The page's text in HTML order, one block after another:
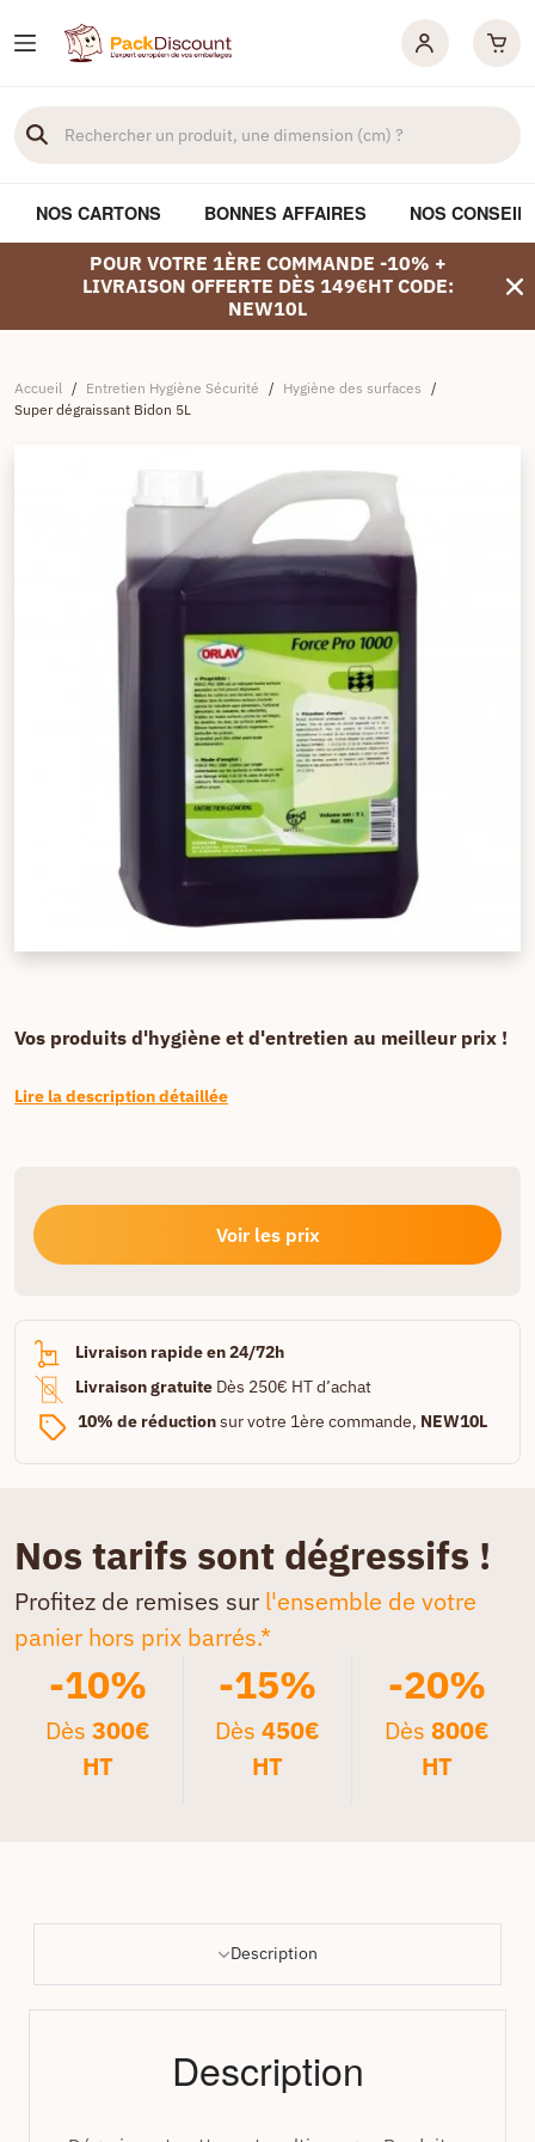
NOS CARTONS BONNES AFFAIRES NOS
POUR VOTRE 1ÈRE COMMANDE -10% +
LIVRAISON OFFERTE DÈS 149€HT CODE:
NEW10L
Accueil / Entretien Hygiène Sécurité / Hygiène des surfaces /
Super dégraissant Bidon 5L
Vos produits d'hygiène et d'entretien au meilleur prix !
Lire la description détaillée
Voir les prix
Livraison rapide en 24/72h
Livraison gratuite Dès 250€ HT d’achat
10% de réductionsur votre 1ère commande, NEW10L
Nos tarifs sont dégressifs !
Profitez de remises sur l'ensemble de votre
panier hors prix barrés.*
-10%
Dès300€
HT
-15%
Dès 450€
HT
-20%
Dès 800€
HT
Description
Description